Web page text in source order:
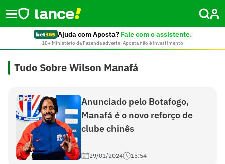
Ajuda com Aposta? Fale com o assistente.
18+ Ministério da Fazenda adverte: Aposta não é investimento
Tudo Sobre Wilson Manafá
Anunciado pelo Botafogo,
Manafá é o novo reforço de
clube chinês
29/01/2024 15:54